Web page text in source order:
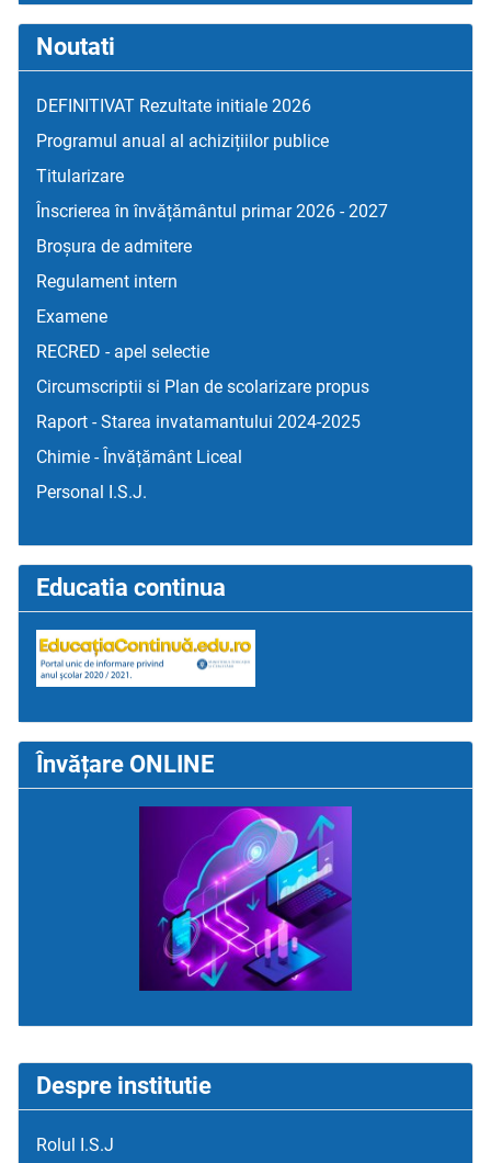
Despre institutie
Rolul I.S.J
Noutati
DEFINITIVAT Rezultate initiale 2026
Programul anual al achizițiilor publice
Titularizare
Înscrierea în învățământul primar 2026 - 2027
Broșura de admitere
Regulament intern
Examene
RECRED - apel selectie
Circumscriptii si Plan de scolarizare propus
Raport - Starea invatamantului 2024-2025
Chimie - Învățământ Liceal
Personal I.S.J.
Educatia continua
Învățare ONLINE